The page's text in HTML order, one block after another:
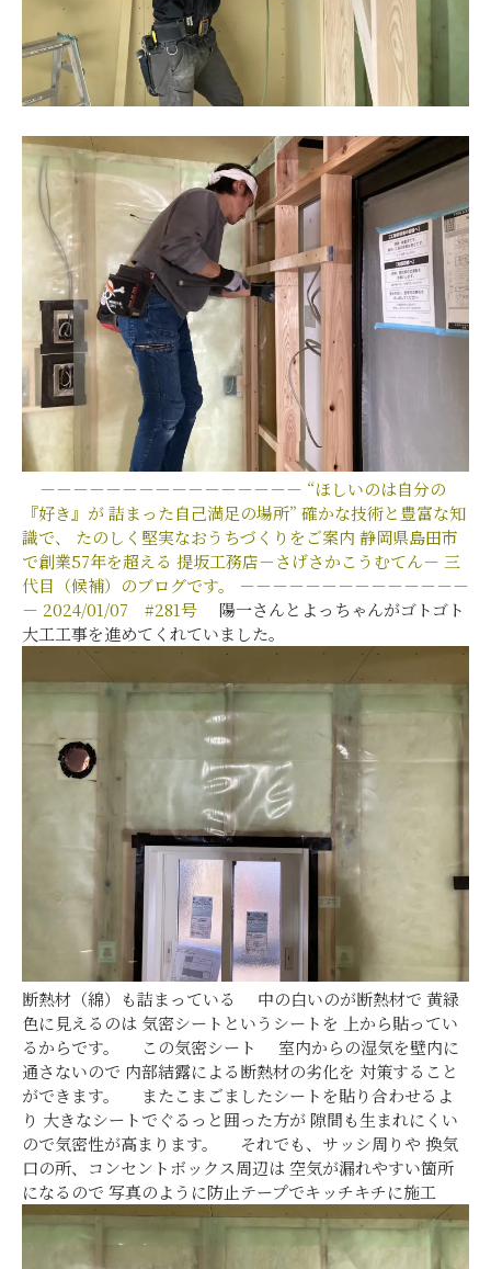
－－－－－－－－－－－－－－－－ “ほしいのは自分の
『好き』が詰まった自己満足の場所” 確かな技術と豊富な知
識で、
たのしく堅実なおうちづくりをご案内 静岡県島田市
で創業57年を超える 提坂工務店－さげさかこうむてん－ 三
代目（候補）のブログです。
－－－－－－－－－－－－－－
－ 2024/01/07 #281号 陽一さんとよっちゃんがゴトゴト
大工工事を進めてくれていました。
断熱材（綿）も詰まっている 中の白いのが断熱材で 黄緑
色に見えるのは 気密シートというシートを 上から貼ってい
るからです。 この気密シート 室内からの湿気を壁内に
通さないので 内部結露による断熱材の劣化を 対策すること
ができます。 またこまごましたシートを貼り合わせるよ
り 大きなシートでぐるっと囲った方が 隙間も生まれにくい
ので気密性が高まります。 それでも、サッシ周りや 換気
口の所、コンセントボックス周辺は 空気が漏れやすい箇所
になるので 写真のように防止テープでキッチキチに施工